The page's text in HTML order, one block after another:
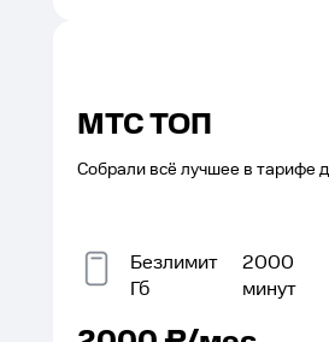
МТС ТОП
Собрали всё лучшее в тарифе
Безлимит
Гб
2000
минут